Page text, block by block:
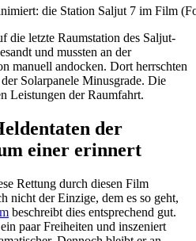
die Station Saljut 7 im Film
die letzte Raumstation des Saljut-
und mussten an der
manuell andocken. Dort herrschten
Solarpanele Minusgrade. Die
Leistungen der Raumfahrt.
der
einer erinnert
Rettung durch diesen Film
nicht der Einzige, dem es so geht,
beschreibt dies entsprechend gut.
paar Freiheiten und inszeniert